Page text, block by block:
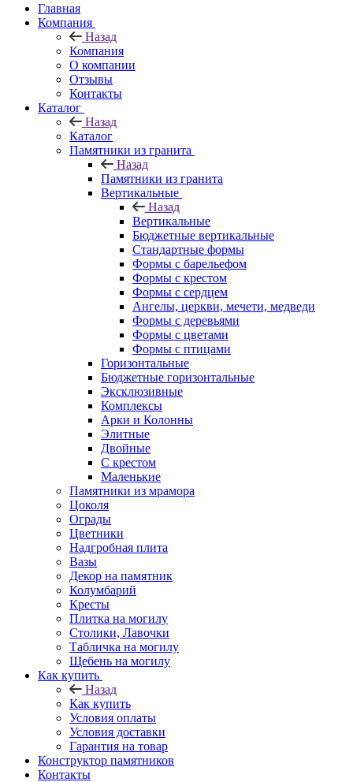
Главная
Компания
Назад
Компания
О компании
Отзывы
Контакты
Каталог
Назад
Каталог
Памятники из гранита
Назад
Памятники из гранита
Вертикальные
Назад
Вертикальные
Бюджетные вертикальные
Стандартные формы
Формы с барельефом
Формы с крестом
Формы с сердцем
Ангелы, церкви, мечети, медведи
Формы с деревьями
Формы с цветами
Формы с птицами
Горизонтальные
Бюджетные горизонтальные
Эксклюзивные
Комплексы
Арки и Колонны
Элитные
Двойные
С крестом
Маленькие
Памятники из мрамора
Цоколя
Ограды
Цветники
Надгробная плита
Вазы
Декор на памятник
Колумбарий
Кресты
Плитка на могилу
Столики, Лавочки
Табличка на могилу
Щебень на могилу
Как купить
Назад
Как купить
Условия оплаты
Условия доставки
Гарантия на товар
Конструктор памятников
Контакты